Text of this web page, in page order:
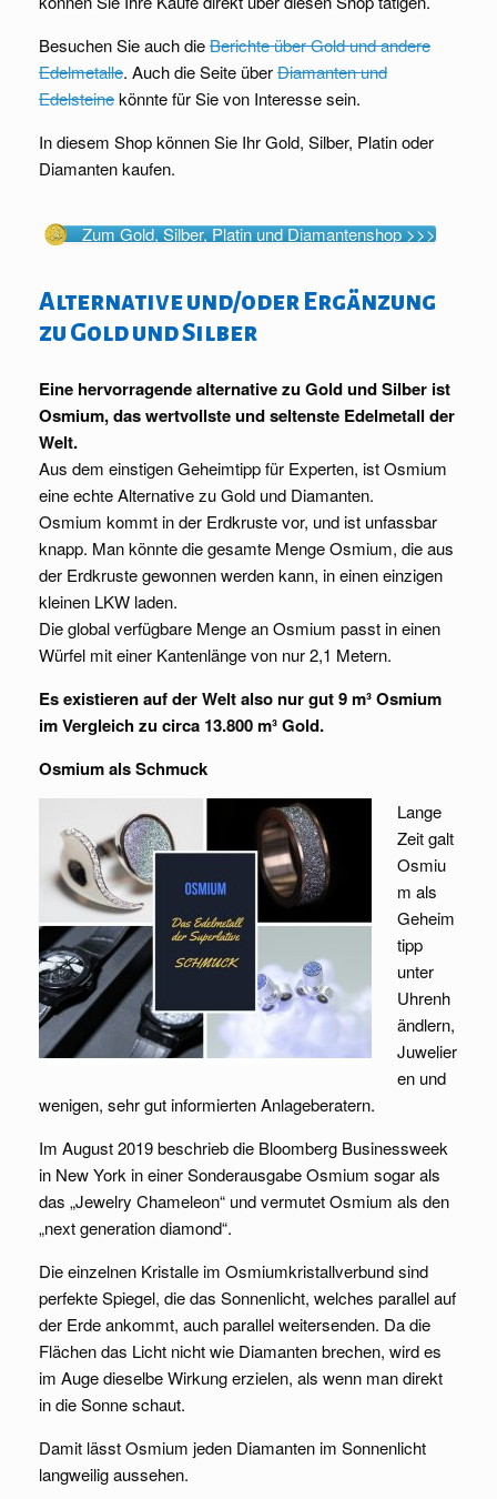
Besuchen Sie auch dieBerichte über Gold und andere
Edelmetalle. Auch die Seite überDiamanten und
Edelsteinekönnte für Sie von Interesse sein.
In diesem Shop können Sie Ihr Gold, Silber, Platin oder
Diamanten kaufen.
Zum Gold, Silber, Platin und Diamantenshop >>>
Alternative und/oder Ergänzung
zu Gold und Silber
Eine hervorragende alternative zu Gold und Silber ist
Osmium, das wertvollste und seltenste Edelmetall der
Welt.
Aus dem einstigen Geheimtipp für Experten, ist Osmium
eine echte Alternative zu Gold und Diamanten.
Osmium kommt in der Erdkruste vor, und ist unfassbar
knapp. Man könnte die gesamte Menge Osmium, die aus
der Erdkruste gewonnen werden kann, in einen einzigen
kleinen LKW laden.
Die global verfügbare Menge an Osmium passt in einen
Würfel mit einer Kantenlänge von nur 2,1 Metern.
Es existieren auf der Welt also nur gut 9 m³ Osmium
im Vergleich zu circa 13.800 m³ Gold.
Osmium als Schmuck
Lange
Zeit galt
Osmiu
m als
Geheim
tipp
unter
Uhrenh
ändlern,
Juwelier
en und
wenigen, sehr gut informierten Anlageberatern.
Im August 2019 beschrieb die Bloomberg Businessweek
in New York in einer Sonderausgabe Osmium sogar als
das „Jewelry Chameleon“ und vermutet Osmium als den
„next generation diamond“.
Die einzelnen Kristalle im Osmiumkristallverbund sind
perfekte Spiegel, die das Sonnenlicht, welches parallel auf
der Erde ankommt, auch parallel weitersenden. Da die
Flächen das Licht nicht wie Diamanten brechen, wird es
im Auge dieselbe Wirkung erzielen, als wenn man direkt
in die Sonne schaut.
Damit lässt Osmium jeden Diamanten im Sonnenlicht
langweilig aussehen.